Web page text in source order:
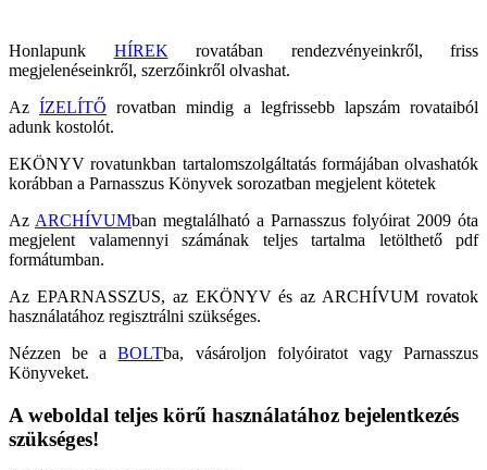
Honlapunk HÍREK rovatában rendezvényeinkről, friss
megjelenéseinkről, szerzőinkről olvashat.
Az ÍZELÍTŐ rovatban mindig a legfrissebb lapszám rovataiból
adunk kostolót.
EKÖNYV rovatunkban tartalomszolgáltatás formájában olvashatók
korábban a Parnasszus Könyvek sorozatban megjelent kötetek
Az ARCHÍVUMban megtalálható a Parnasszus folyóirat 2009 óta
megjelent valamennyi számának teljes tartalma letölthető pdf
formátumban.
Az EPARNASSZUS, az EKÖNYV és az ARCHÍVUM rovatok
használatához regisztrálni szükséges.
Nézzen be aBOLTba, vásároljon folyóiratot vagy Parnasszus
Könyveket.
A weboldal teljes körű használatához bejelentkezés
szükséges!